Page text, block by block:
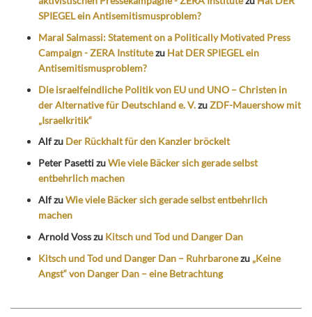
SPIEGEL ein Antisemitismusproblem?
Maral Salmassi: Statement on a Politically Motivated Press
Campaign - ZERA Institutezu Hat DER SPIEGEL ein
Antisemitismusproblem?
Die israelfeindliche Politik von EU und UNO – Christen in
der Alternative für Deutschland e. V.zuZDF-Mauershow mit
„Israelkritik“
Alfzu Der Rückhalt für den Kanzler bröckelt
Peter PasettizuWie viele Bäcker sich gerade selbst
entbehrlich machen
AlfzuWie viele Bäcker sich gerade selbst entbehrlich
machen
Arnold Vosszu Kitsch und Tod und Danger Dan
Kitsch und Tod und Danger Dan – Ruhrbaronezu „Keine
Angst“ von Danger Dan – eine Betrachtung